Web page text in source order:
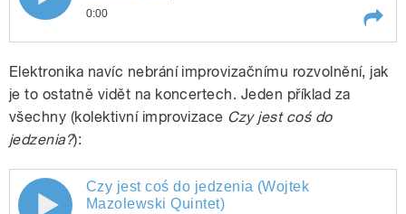
Mazolewski)
0:00
Mazolewski)
Elektronika navíc nebrání improvizačnímu rozvolnění, jak
je to ostatně vidět na koncertech. Jeden příklad za
všechny (kolektivní improvizace Czy jest coś do
jedzenia?):
Czy jest coś do jedzenia (Wojtek
Czy jest coś do jedzenia (Wojtek
Mazolewski Quintet)